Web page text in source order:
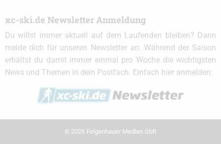
xc-ski.de Newsletter Anmeldung
Du willst immer aktuell auf dem Laufenden bleiben? Dann
melde dich für unseren Newsletter an. Während der Saison
erhältst du damit immer einmal pro Woche die wichtigsten
News und Themen in dein Postfach. Einfach hier anmelden:
© 2026 Felgenhauer Medien GbR